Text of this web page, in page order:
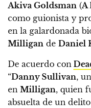
Akiva Goldsman (A
como guionista y
en la galardonada
Milligan de Daniel
De acuerdo con
“Danny Sullivan,
en Milligan, quien
absuelta de un